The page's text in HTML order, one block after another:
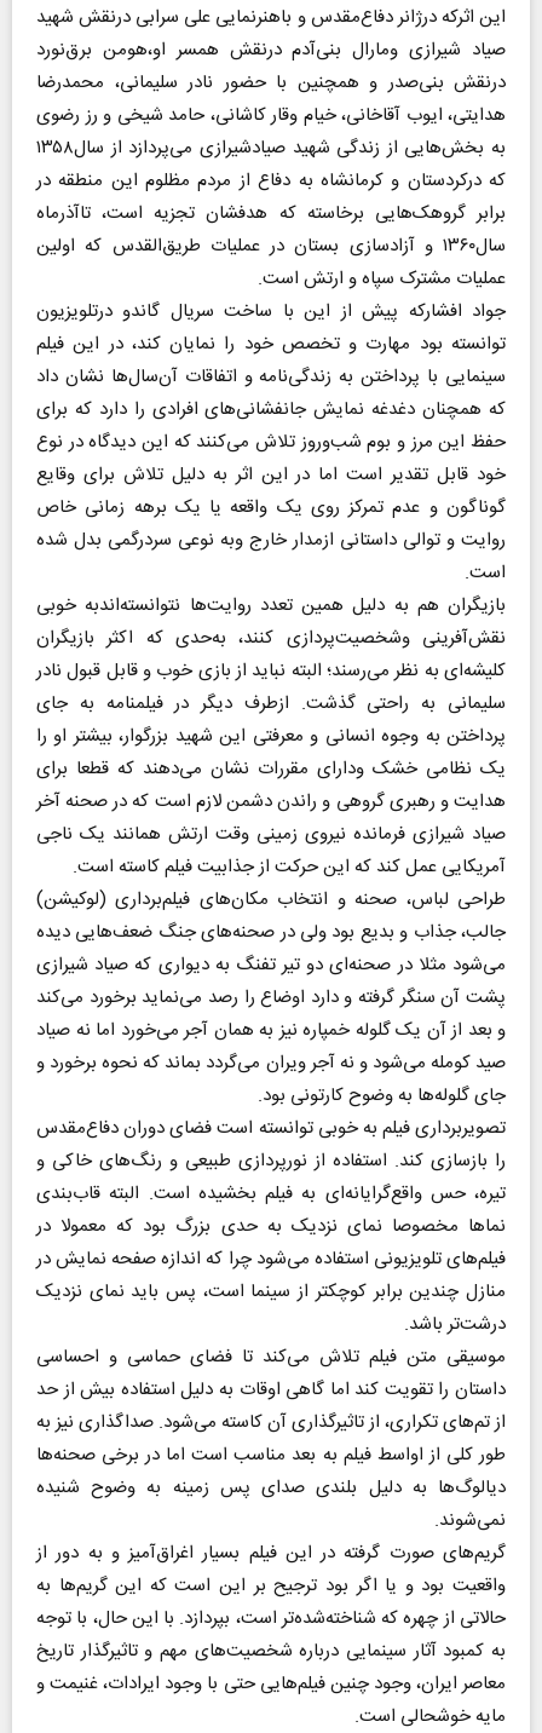
این اثرکه درژانر دفاع‌مقدس و باهنرنمایی علی سرابی درنقش شهید
صیاد شیرازی ومارال بنی‌آدم درنقش همسر او،هومن برق‌نورد
درنقش بنی‌صدر و همچنین با حضور نادر سلیمانی، محمدرضا
هدایتی، ایوب آقاخانی، خیام وقار کاشانی، حامد شیخی و رز رضوی
به بخش‌هایی از زندگی شهید صیاد‌شیرازی می‌پردازد از سال۱۳۵۸
که درکردستان و کرمانشاه به دفاع از مردم مظلوم این منطقه در
برابر گروهک‌هایی برخاسته که هدفشان تجزیه است، تاآذرماه
سال۱۳۶۰ و آزاد‌سازی بستان در عملیات طریق‌القدس که اولین
عملیات مشترک سپاه و ارتش است.
جواد افشارکه پیش از این با ساخت سریال گاندو درتلویزیون
توانسته بود مهارت و تخصص خود را نمایان کند، در این فیلم
سینمایی با پرداختن به زندگی‌نامه و اتفاقات آن‌سال‌ها نشان داد
که همچنان دغدغه نمایش جانفشانی‌های افرادی را دارد که برای
حفظ این مرز و بوم شب‌و‌روز تلاش می‌کنند که این دیدگاه در نوع
خود قابل تقدیر است اما در این اثر به دلیل تلاش برای وقایع
گوناگون و عدم تمرکز روی یک واقعه یا یک برهه زمانی خاص
روایت و توالی داستانی ازمدار خارج وبه نوعی سردرگمی بدل شده
است.
بازیگران هم به دلیل همین تعدد روایت‌ها نتوانسته‌اندبه خوبی
نقش‌آفرینی وشخصیت‌پردازی کنند، به‌حدی که اکثر بازیگران
کلیشه‌ای به نظر می‌رسند؛ البته نباید از بازی خوب و قابل قبول نادر
سلیمانی به راحتی گذشت. ازطرف دیگر در فیلمنامه به جای
پرداختن به وجوه‌ انسانی و معرفتی این شهید بزرگوار، بیشتر او را
یک نظامی خشک ودارای مقررات نشان می‌دهند که قطعا برای
هدایت و رهبری گروهی و راندن دشمن لازم است که در صحنه آخر
صیاد شیرازی فرمانده نیروی زمینی وقت ارتش همانند یک ناجی
آمریکایی عمل کند که این حرکت از جذابیت فیلم کاسته است.
طراحی لباس، صحنه و انتخاب مکان‌های فیلم‌‌برداری (لوکیشن)
جالب، جذاب و بدیع بود ولی در صحنه‌های جنگ ضعف‌هایی دیده
می‌شود مثلا در صحنه‌ای دو تیر تفنگ به دیواری که صیاد شیرازی
پشت آن سنگر گرفته و دارد اوضاع را رصد می‌نماید برخورد می‌کند
و بعد از آن یک گلوله خمپاره نیز به همان آجر می‌خورد اما نه صیاد
صید کومله می‌شود و نه آجر ویران می‌گردد بماند که نحوه برخورد و
جای گلوله‌ها به وضوح کارتونی بود.
تصویربرداری فیلم به خوبی توانسته است فضای دوران دفاع‌مقدس
را بازسازی کند. استفاده از نورپردازی طبیعی و رنگ‌های خاکی و
تیره، حس واقع‌گرایانه‌ای به فیلم بخشیده است. البته قاب‌بندی
نماها مخصوصا نمای نزدیک به حدی بزرگ بود که معمولا در
فیلم‌های تلویزیونی استفاده می‌شود چرا که اندازه صفحه نمایش در
منازل چندین برابر کوچکتر از سینما است، پس باید نمای نزدیک
درشت‌تر باشد.
موسیقی متن فیلم تلاش می‌کند تا فضای حماسی و احساسی
داستان را تقویت کند اما گاهی اوقات به دلیل استفاده بیش از حد
از تم‌های تکراری، از تاثیرگذاری آن کاسته می‌شود. صداگذاری نیز به
طور کلی از اواسط فیلم به بعد مناسب است اما در برخی صحنه‌ها
دیالوگ‌ها به دلیل بلندی صدای پس زمینه به وضوح شنیده
نمی‌شوند.
گریم‌های صورت گرفته در این فیلم بسیار اغراق‌آمیز و به دور از
واقعیت بود و یا اگر بود ترجیح بر این است که این گریم‌ها به
حالاتی از چهره که شناخته‌شده‌تر است، بپردازد. با این حال، با توجه
به کمبود آثار سینمایی درباره شخصیت‌های مهم و تاثیرگذار تاریخ
معاصر ایران، وجود چنین فیلم‌هایی حتی با وجود ایرادات، غنیمت و
مایه خوشحالی است.